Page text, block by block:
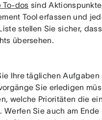
To-dos sind
Tool erfassen und
stellen Sie sicher,
übersehen.
Ihre täglichen
Sie erledigen
welche Prioritäten die
Werfen Sie auch am